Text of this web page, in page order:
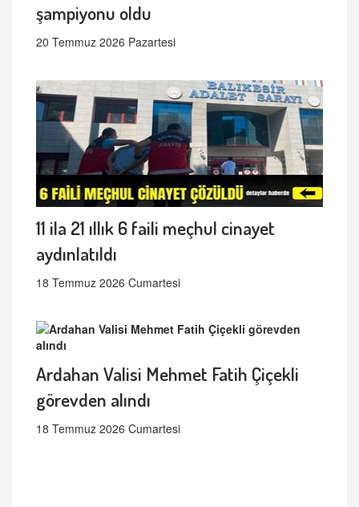
şampiyonu oldu
20 Temmuz 2026 Pazartesi
11 ila 21 ıllık 6 faili meçhul cinayet
aydınlatıldı
18 Temmuz 2026 Cumartesi
Ardahan Valisi Mehmet Fatih Çiçekli
görevden alındı
18 Temmuz 2026 Cumartesi